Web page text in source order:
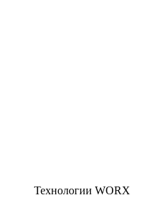
Технологии WORX